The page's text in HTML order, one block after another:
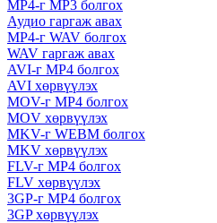
MP4-г MP3 болгох
Аудио гаргаж авах
MP4-г WAV болгох
WAV гаргаж авах
AVI-г MP4 болгох
AVI хөрвүүлэх
MOV-г MP4 болгох
MOV хөрвүүлэх
MKV-г WEBM болгох
MKV хөрвүүлэх
FLV-г MP4 болгох
FLV хөрвүүлэх
3GP-г MP4 болгох
3GP хөрвүүлэх